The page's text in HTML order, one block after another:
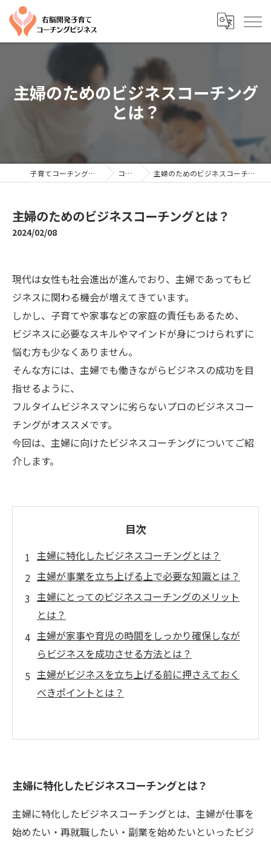
主婦のためのビジネスコーチング
とは？
子育てコーチングならYTC コラム 主婦のためのビジネスコーチングとは？
主婦のためのビジネスコーチングとは？
2024/02/08
現代は女性も社会進出が進んでおり、主婦であってもビ
ジネスに関わる機会が増えてきています。
しかし、子育てや家事などの家庭の責任もあるため、
ビジネスに必要なスキルやマインドが身につけられずに
悩む方も少なくありません。
そんな方には、主婦でも働きながらビジネスの成功を目
指せるように、
フルタイムビジネスマンに劣らないプロのビジネスコー
チングがオススメです。
今回は、主婦に向けたビジネスコーチングについてご紹
介します。
目次
主婦に特化したビジネスコーチングとは？
主婦が事業を立ち上げる上で必要な知識とは？
主婦にとってのビジネスコーチングのメリット
とは？
主婦が家事や育児の時間をしっかり確保しなが
らビジネスを成功させる方法とは？
主婦がビジネスを立ち上げる前に押さえておく
べきポイントとは？
主婦に特化したビジネスコーチングとは？
主婦に特化したビジネスコーチングとは、主婦が仕事を
始めたい・再就職したい・副業を始めたいといったビジ